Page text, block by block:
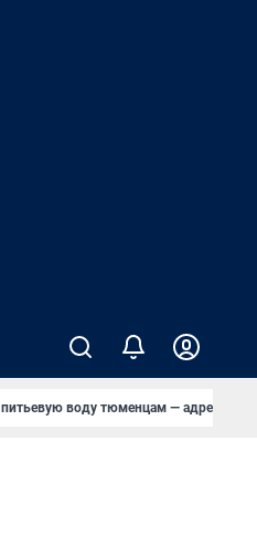
питьевую воду тюменцам — адреса